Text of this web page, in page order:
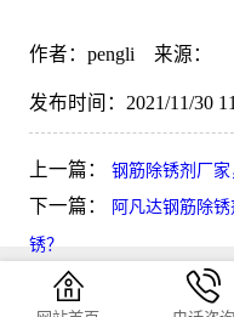
作者：pengli 来源：
发布时间：2021/11/30
上一篇： 钢筋除锈剂厂
下一篇： 阿凡达钢筋除
锈？